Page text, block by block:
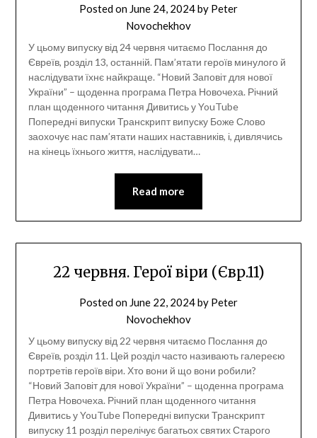
Posted on June 24, 2024by Peter
Novochekhov
У цьому випуску від 24 червня читаємо Послання до
Євреїв, розділ 13, останній. Пам’ятати героїв минулого й
наслідувати їхнє найкраще. “Новий Заповіт для нової
України” – щоденна програма Петра Новочеха. Річний
план щоденного читання Дивитись у YouTube
Попередні випуски Транскрипт випуску Боже Слово
заохочує нас пам’ятати наших наставників, і, дивлячись
на кінець їхнього життя, наслідувати…
Read more
22 червня. Герої віри (Євр.11)
Posted on June 22, 2024by Peter
Novochekhov
У цьому випуску від 22 червня читаємо Послання до
Євреїв, розділ 11. Цей розділ часто називають галереєю
портретів героїв віри. Хто вони й що вони робили?
“Новий Заповіт для нової України” – щоденна програма
Петра Новочеха. Річний план щоденного читання
Дивитись у YouTube Попередні випуски Транскрипт
випуску 11 розділ перелічує багатьох святих Старого